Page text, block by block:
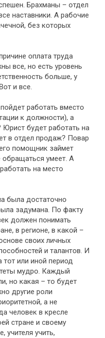
Брахманы – отдел
наставники. А рабочие
без которых
оплата труда
все, но есть уровень
больше, у
и все.
работать вместо
к должности), а
Юрист будет работать на
в отдел продаж? Повар
помощник займет
умеет. А
на место
была достаточно
задумана. По факту
должен понимать
в регионе, в какой –
своих личных
и талантов. И
тот или иной период
мудро. Каждый
но какая – то будет
другие роли
а не
человек в кресле
стране и своему
учителя учить,